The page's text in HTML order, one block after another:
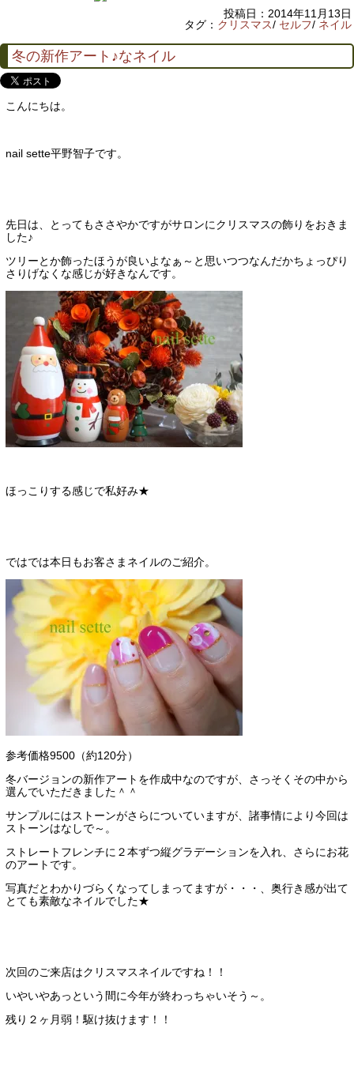
投稿日：2014年11月13日
タグ： クリスマス/ セルフ/ ネイル
冬の新作アート♪なネイル
こんにちは。
nail sette平野智子です。
先日は、とってもささやかですがサロンにクリスマスの飾りをおきま
した♪
ツリーとか飾ったほうが良いよなぁ～と思いつつなんだかちょっぴり
さりげなくな感じが好きなんです。
ほっこりする感じで私好み★
ではでは本日もお客さまネイルのご紹介。
参考価格9500（約120分）
冬バージョンの新作アートを作成中なのですが、さっそくその中から
選んでいただきました＾＾
サンプルにはストーンがさらについていますが、諸事情により今回は
ストーンはなしで～。
ストレートフレンチに２本ずつ縦グラデーションを入れ、さらにお花
のアートです。
写真だとわかりづらくなってしまってますが・・・、奥行き感が出て
とても素敵なネイルでした★
次回のご来店はクリスマスネイルですね！！
いやいやあっという間に今年が終わっちゃいそう～。
残り２ヶ月弱！駆け抜けます！！